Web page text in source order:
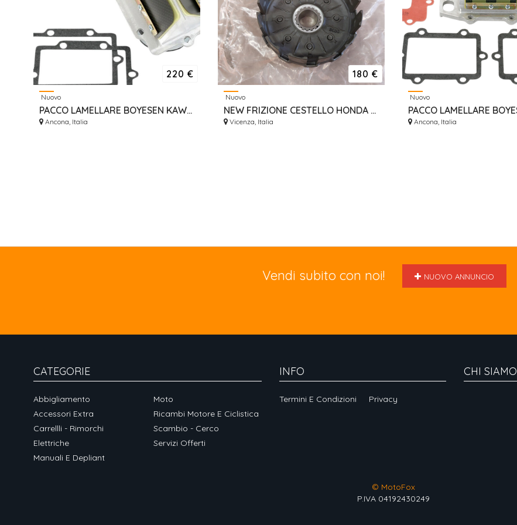
220 €
Nuovo
PACCO LAMELLARE BOYESEN KAWASAKI KX 250 DAL 87 AL 93
Ancona, Italia
180 €
Nuovo
NEW FRIZIONE CESTELLO HONDA HONDA CRF 450 2009-2016 CAMPANA 22100MENA50
Vicenza, Italia
Nuovo
Ancona, Italia
Vendi subito con noi! NUOVO ANNUNCIO
CATEGORIE
Abbigliamento
Accessori Extra
Carrellli - Rimorchi
Elettriche
Manuali E Depliant
Moto
Ricambi Motore E Ciclistica
Scambio - Cerco
Servizi Offerti
INFO
Termini E Condizioni Privacy
CHI SIAMO
© MotoFox
P.IVA 04192430249